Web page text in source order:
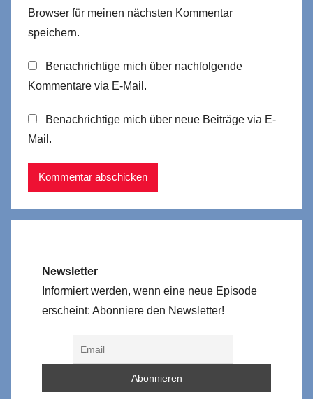
Browser für meinen nächsten Kommentar
speichern.
Benachrichtige mich über nachfolgende
Kommentare via E-Mail.
Benachrichtige mich über neue Beiträge via E-
Mail.
Newsletter
Informiert werden, wenn eine neue Episode
erscheint: Abonniere den Newsletter!